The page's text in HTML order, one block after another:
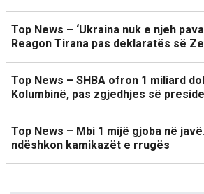
Top News – ‘Ukraina nuk e njeh
Reagon Tirana pas deklaratës së
Top News – SHBA ofron 1 miliard
Kolumbinë, pas zgjedhjes së
Top News – Mbi 1 mijë gjoba në
ndëshkon kamikazët e rrugës